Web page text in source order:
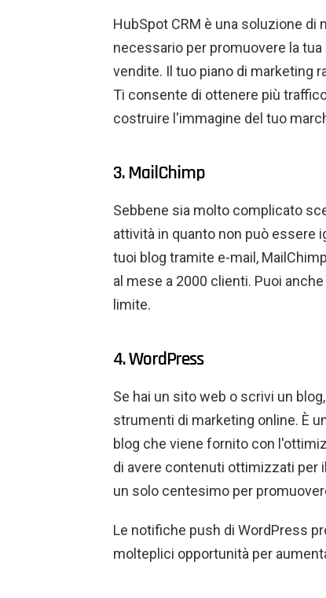
HubSpot CRM è una soluzione
necessario per promuovere la
vendite. Il tuo piano di marketing
Ti consente di ottenere più
costruire l'immagine del tuo
3. MailChimp
Sebbene sia molto complicato
attività in quanto non può essere
tuoi blog tramite e-mail,
al mese a 2000 clienti. Puoi
limite.
4. WordPress
Se hai un sito web o scrivi un
strumenti di marketing online. È
blog che viene fornito con
di avere contenuti ottimizzati per
un solo centesimo per
Le notifiche push di WordPress
molteplici opportunità per